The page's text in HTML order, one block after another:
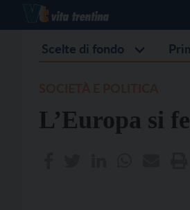
Scelte di fondo
L’Europa si